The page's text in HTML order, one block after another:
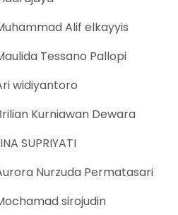
Alif elkayyis
Tessano Pallopi
widiyantoro
Kurniawan Dewara
SUPRIYATI
Nurzuda Permatasari
sirojudin